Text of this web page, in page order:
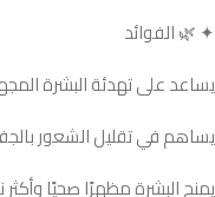
✦ 🌿 الفوائد
يساعد على تهدئة البشرة
يساهم في تقليل الشعور
يمنح البشرة مظهرًا صحيًا وأكثر